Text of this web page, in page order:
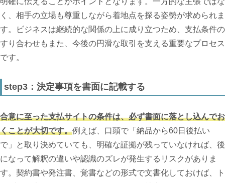
く、相手の立場も尊重しながら着地点を探る姿勢が求められま
す。ビジネスは継続的な関係の上に成り立つため、支払条件の
すり合わせもまた、今後の円滑な取引を支える重要なプロセス
です。
step3：決定事項を書面に記載する
合意に至った支払サイトの条件は、必ず書面に落とし込んでお
くことが大切です。例えば、口頭で「納品から60日後払い
で」と取り決めていても、明確な証拠が残っていなければ、後
になって解釈の違いや認識のズレが発生するリスクがありま
す。契約書や発注書、覚書などの形式で文書化しておけば、ト